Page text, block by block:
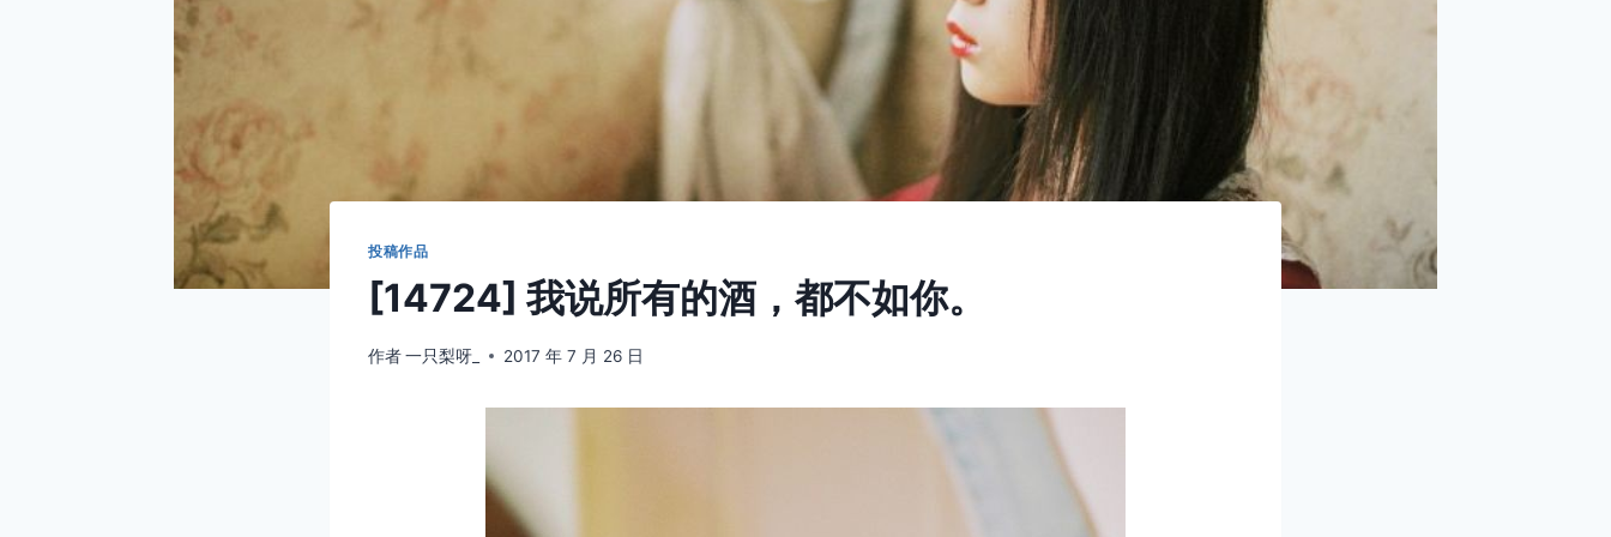
投稿作品
[14724] 我说所有的酒，都不如你。
作者一只梨呀_ 2017 年 7 月 26 日